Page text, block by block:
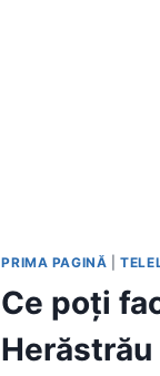
PRIMA PAGINĂ |
Ce poți
Herăstrău